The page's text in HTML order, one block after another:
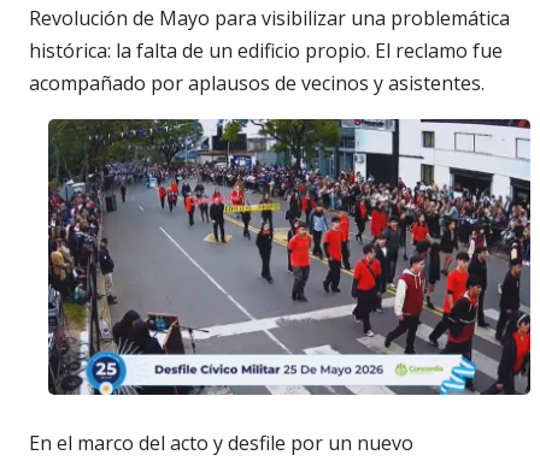
Revolución de Mayo para visibilizar una problemática
histórica: la falta de un edificio propio. El reclamo fue
acompañado por aplausos de vecinos y asistentes.
En el marco del acto y desfile por un nuevo